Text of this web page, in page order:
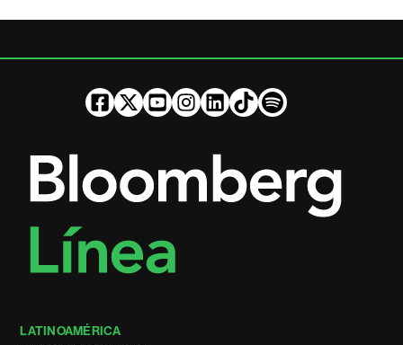
LATINOAMÉRICA